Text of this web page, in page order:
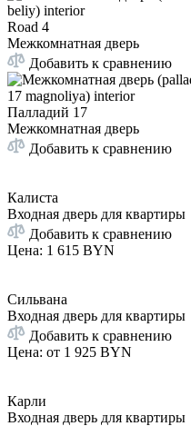
Road 4
Межкомнатная дверь
Добавить к сравнению
Палладий 17
Межкомнатная дверь
Добавить к сравнению
Калиста
Входная дверь для квартиры
Добавить к сравнению
Цена: 1 615 BYN
Сильвана
Входная дверь для квартиры
Добавить к сравнению
Цена: от 1 925 BYN
Карли
Входная дверь для квартиры